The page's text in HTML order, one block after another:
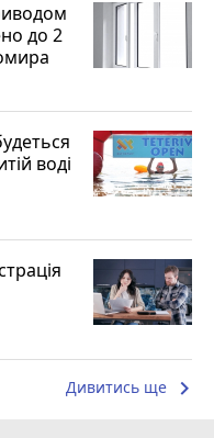
до 2
воді
Дивитись ще keyboard_arrow_right